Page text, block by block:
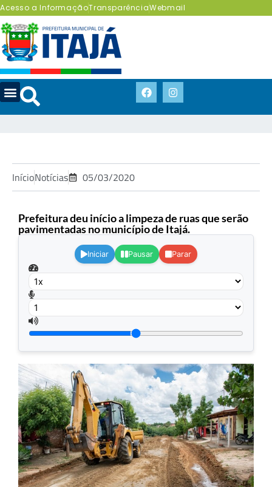
Acesso a InformaçãoTransparênciaWebmail
InícioNotícias 05/03/2020
Prefeitura deu início a limpeza de ruas que serão
pavimentadas no município de Itajá.
Iniciar Pausar Parar